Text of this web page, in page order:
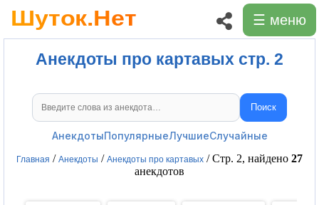
☰ меню
Анекдоты про картавых стр. 2
Поиск анекдотов Поиск
АнекдотыПопулярныеЛучшиеСлучайные
Главная / Анекдоты / Анекдоты про картавых / Стр. 2, найдено 27
анекдотов